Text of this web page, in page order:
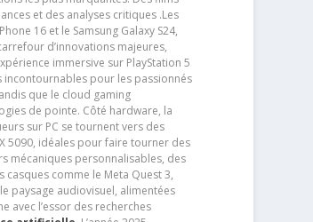
et des analyses critiques .Les
16 et le Samsung Galaxy S24,
d’innovations majeures,
immersive sur PlayStation 5
incontournables pour les passionnés
que le cloud gaming
de pointe. Côté hardware, la
sur PC se tournent vers des
5090, idéales pour faire tourner des
mécaniques personnalisables, des
comme le Meta Quest 3,
paysage audiovisuel, alimentées
avec l’essor des recherches